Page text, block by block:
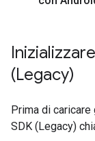
(Legacy)
Prima di
SDK (Legacy)